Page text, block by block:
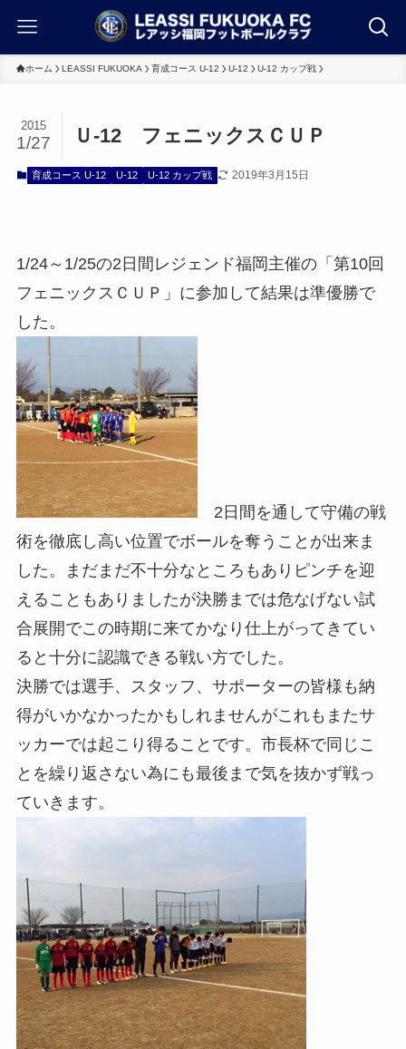
ホーム LEASSI FUKUOKA 育成コース U-12 U-12 U-12 カップ戦
Ｕ-12 フェニックスＣＵＰ
2015
1/27
育成コース U-12 U-12 U-12 カップ戦 2019年3月15日
1/24～1/25の2日間レジェンド福岡主催の「第10回
フェニックスＣＵＰ」に参加して結果は準優勝で
した。
2日間を通して守備の戦
術を徹底し高い位置でボールを奪うことが出来ま
した。まだまだ不十分なところもありピンチを迎
えることもありましたが決勝までは危なげない試
合展開でこの時期に来てかなり仕上がってきてい
ると十分に認識できる戦い方でした。
決勝では選手、スタッフ、サポーターの皆様も納
得がいかなかったかもしれませんがこれもまたサ
ッカーでは起こり得ることです。市長杯で同じこ
とを繰り返さない為にも最後まで気を抜かず戦っ
ていきます。